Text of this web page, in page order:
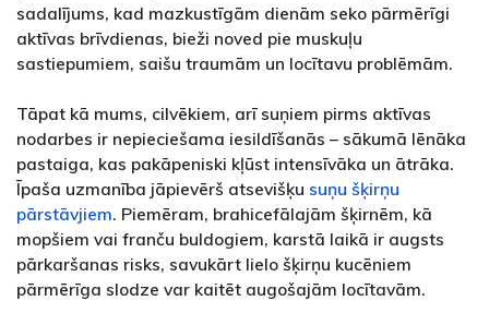
sadalījums, kad mazkustīgām dienām seko pārmērīgi
aktīvas brīvdienas, bieži noved pie muskuļu
sastiepumiem, saišu traumām un locītavu problēmām.
Tāpat kā mums, cilvēkiem, arī suņiem pirms aktīvas
nodarbes ir nepieciešama iesildīšanās – sākumā lēnāka
pastaiga, kas pakāpeniski kļūst intensīvāka un ātrāka.
Īpaša uzmanība jāpievērš atsevišķu suņu šķirņu
pārstāvjiem. Piemēram, brahicefālajām šķirnēm, kā
mopšiem vai franču buldogiem, karstā laikā ir augsts
pārkaršanas risks, savukārt lielo šķirņu kucēniem
pārmērīga slodze var kaitēt augošajām locītavām.